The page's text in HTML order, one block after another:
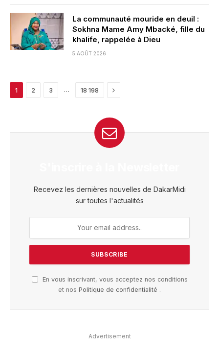
La communauté mouride en deuil :
Sokhna Mame Amy Mbacké, fille du
khalife, rappelée à Dieu
5 AOÛT 2026
1 2 3 … 18 198 Next
Recevez les dernières nouvelles de DakarMidi
sur toutes l'actualités
En vous inscrivant, vous acceptez nos conditions
et nos Politique de confidentialité .
Advertisement